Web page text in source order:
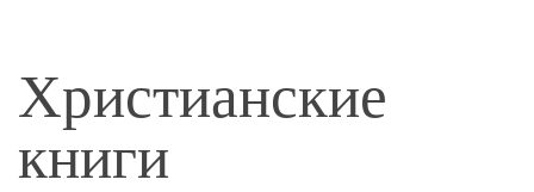
Христианские
книги